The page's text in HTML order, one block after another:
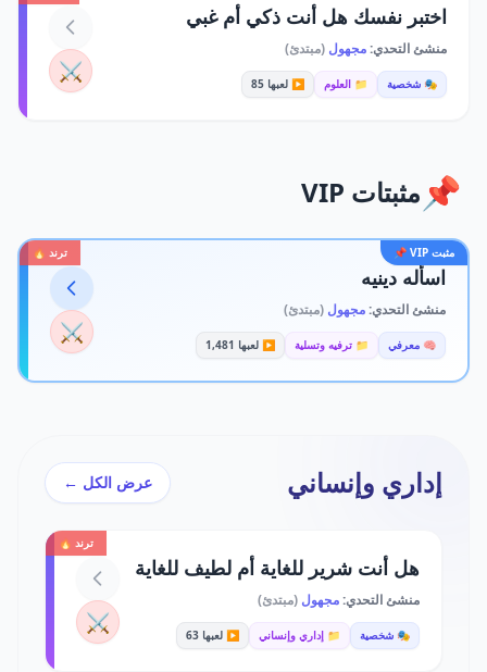
اختبر نفسك هل أنت ذكي أم غبي
منشئ التحدي:مجهول (مبتدئ)
🎭 شخصية 📁 العلوم ▶️ لعبها 85 ⚔️
📌 مثبتات VIP
مثبت VIP 📌 ترند 🔥
اسأله دينيه
منشئ التحدي:مجهول (مبتدئ)
🧠 معرفي 📁 ترفيه وتسلية ▶️ لعبها 1,481 ⚔️
إداري وإنساني عرض الكل ←
ترند 🔥
هل أنت شرير للغاية أم لطيف للغاية
منشئ التحدي:مجهول (مبتدئ)
🎭 شخصية 📁 إداري وإنساني ▶️ لعبها 63 ⚔️